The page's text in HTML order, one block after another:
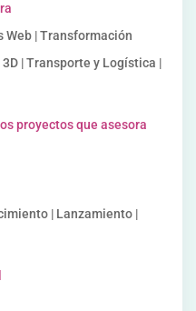
Web | Transformación
| Transporte y Logística |
proyectos que asesora
| Lanzamiento |